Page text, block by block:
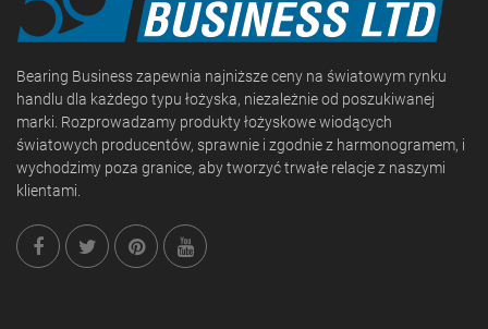
Bearing Business zapewnia najniższe ceny na światowym rynku
handlu dla każdego typu łożyska, niezależnie od poszukiwanej
marki. Rozprowadzamy produkty łożyskowe wiodących
światowych producentów, sprawnie i zgodnie z harmonogramem, i
wychodzimy poza granice, aby tworzyć trwałe relacje z naszymi
klientami.